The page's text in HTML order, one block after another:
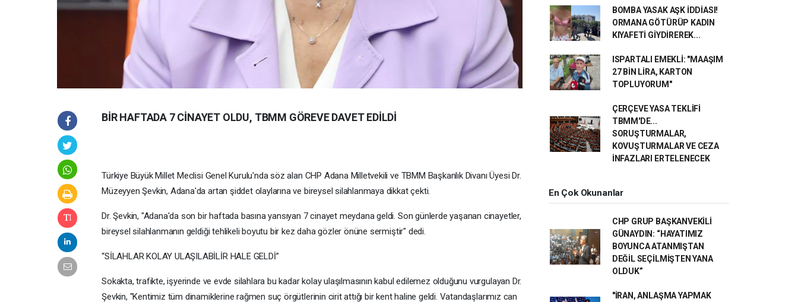
BİR HAFTADA 7 CİNAYET OLDU, TBMM GÖREVE DAVET EDİLDİ
Türkiye Büyük Millet Meclisi Genel Kurulu'nda söz alan CHP Adana Milletvekili ve TBMM Başkanlık Divanı Üyesi Dr.
Müzeyyen Şevkin, Adana'da artan şiddet olaylarına ve bireysel silahlanmaya dikkat çekti.
Dr. Şevkin, "Adana'da son bir haftada basına yansıyan 7 cinayet meydana geldi. Son günlerde yaşanan cinayetler,
bireysel silahlanmanın geldiği tehlikeli boyutu bir kez daha gözler önüne sermiştir" dedi.
“SİLAHLAR KOLAY ULAŞILABİLİR HALE GELDİ”
Sokakta, trafikte, işyerinde ve evde silahlara bu kadar kolay ulaşılmasının kabul edilemez olduğunu vurgulayan Dr.
Şevkin, "Kentimiz tüm dinamiklerine rağmen suç örgütlerinin cirit attığı bir kent haline geldi. Vatandaşlarımız can
BOMBA YASAK AŞK İDDİASI!
ORMANA GÖTÜRÜP KADIN
KIYAFETİ GİYDİREREK...
ISPARTALI EMEKLİ: "MAAŞIM
27 BİN LİRA, KARTON
TOPLUYORUM"
ÇERÇEVE YASA TEKLİFİ
TBMM'DE...
SORUŞTURMALAR,
KOVUŞTURMALAR VE CEZA
İNFAZLARI ERTELENECEK
En Çok Okunanlar
CHP GRUP BAŞKANVEKİLİ
GÜNAYDIN: “HAYATIMIZ
BOYUNCA ATANMIŞTAN
DEĞİL SEÇİLMİŞTEN YANA
OLDUK”
"İRAN, ANLAŞMA YAPMAK